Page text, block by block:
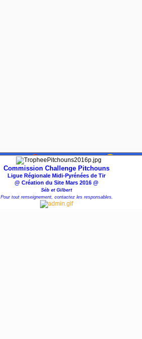
Commission Challenge Pitchouns
Ligue Régionale Midi-Pyrénées de Tir
@ Création du Site Mars 2016 @
Séb et Gilbert
Pour tout renseignement, contactez les responsables.